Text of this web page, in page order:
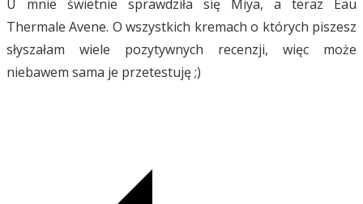
U mnie świetnie sprawdziła się Miya, a teraz Eau
Thermale Avene. O wszystkich kremach o których piszesz
słyszałam wiele pozytywnych recenzji, więc może
niebawem sama je przetestuję ;)